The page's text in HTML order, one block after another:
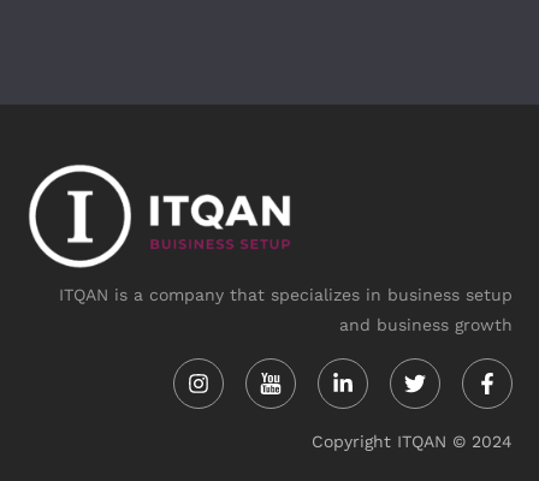
ITQAN is a company that specializes in business setup
and business growth
in f
Copyright ITQAN © 2024